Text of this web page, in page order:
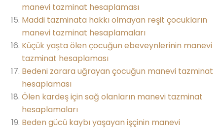
manevi tazminat hesaplaması
Maddi tazminata hakkı olmayan reşit çocukların
manevi tazminat hesaplamaları
Küçük yaşta ölen çocuğun ebeveynlerinin manevi
tazminat hesaplaması
Bedeni zarara uğrayan çocuğun manevi tazminat
hesaplaması
Ölen kardeş için sağ olanların manevi tazminat
hesaplamaları
Beden gücü kaybı yaşayan işçinin manevi